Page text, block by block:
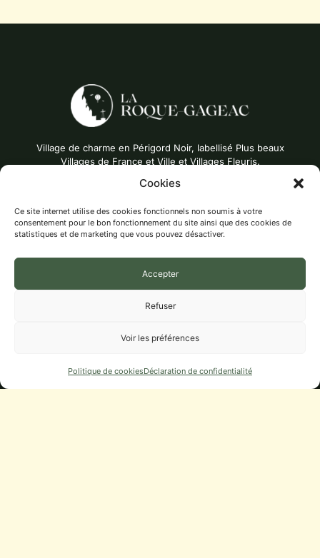
Cookies
Ce site internet utilise des cookies fonctionnels non soumis à votre
consentement pour le bon fonctionnement du site ainsi que des cookies de
statistiques et de marketing que vous pouvez désactiver.
Accepter
Refuser
Voir les préférences
Politique de cookiesDéclaration de confidentialité
Village de charme en Périgord Noir, labellisé Plus beaux
Villages de France et Ville et Villages Fleuris.
La Roque-Gageac
LES ACTIVITÉS
BIT ET AGENCE POSTALE